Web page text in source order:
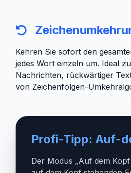
Kehren Sie sofort den
jedes Wort einzeln um. Ideal
Nachrichten, rückwärtiger
von Zeichenfolgen-
Profi-Tipp: Auf-
Der Modus „Auf dem